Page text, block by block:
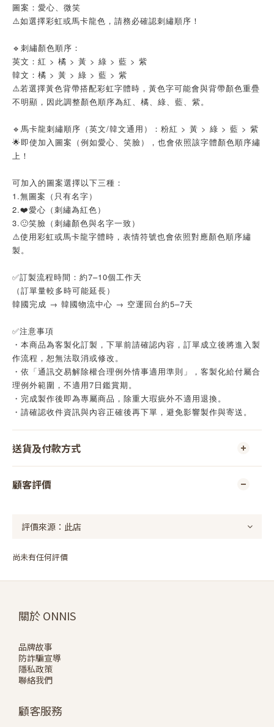
圖案：愛心、微笑
⚠️如選擇彩虹或馬卡龍色，請務必確認刺繡順序！
🔹刺繡顏色順序：
英文：紅 > 橘 > 黃 > 綠 > 藍 > 紫
韓文：橘 > 黃 > 綠 > 藍 > 紫
⚠️若選擇黃色背帶搭配彩虹字體時，黃色字可能會與背帶顏色重疊
不明顯，因此調整顏色順序為紅、橘、綠、藍、紫。
🔹馬卡龍刺繡順序（英文/韓文通用）：粉紅 > 黃 > 綠 > 藍 > 紫
🌟即使加入圖案（例如愛心、笑臉），也會依照該字體顏色順序繡
上！
可加入的圖案選擇以下三種：
1.無圖案（只有名字）
2.❤️愛心（刺繡為紅色）
3.🙂笑臉（刺繡顏色與名字一致）
⚠️使用彩虹或馬卡龍字體時，表情符號也會依照對應顏色順序繡
製。
✅訂製流程時間：約7–10個工作天
（訂單量較多時可能延長）
韓國完成 → 韓國物流中心 → 空運回台約5–7天
✅注意事項
・本商品為客製化訂製，下單前請確認內容，訂單成立後將進入製
作流程，恕無法取消或修改。
・依「通訊交易解除權合理例外情事適用準則」，客製化給付屬合
理例外範圍，不適用7日鑑賞期。
・完成製作後即為專屬商品，除重大瑕疵外不適用退換。
・請確認收件資訊與內容正確後再下單，避免影響製作與寄送。
送貨及付款方式
顧客評價
尚未有任何評價
關於 ONNIS
品牌故事
防詐騙宣導
隱私政策
聯絡我們
顧客服務